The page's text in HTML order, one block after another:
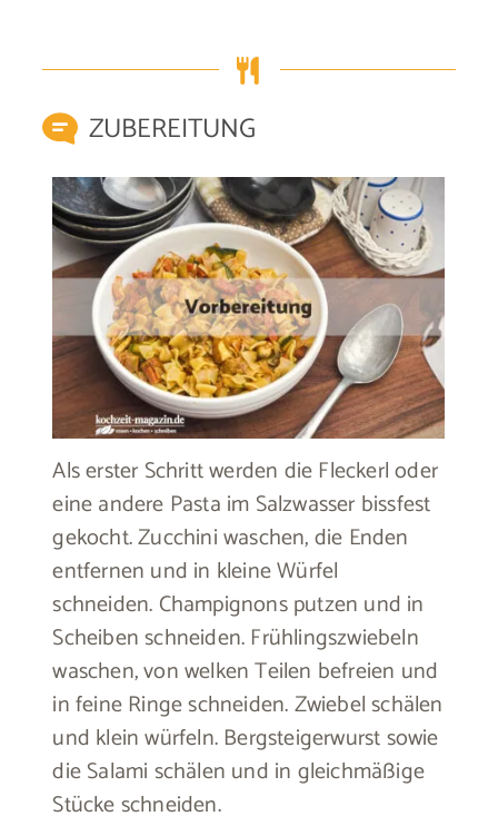
ZUBEREITUNG
Als erster Schritt werden die Fleckerl oder
eine andere Pasta im Salzwasser bissfest
gekocht. Zucchini waschen, die Enden
entfernen und in kleine Würfel
schneiden. Champignons putzen und in
Scheiben schneiden. Frühlingszwiebeln
waschen, von welken Teilen befreien und
in feine Ringe schneiden. Zwiebel schälen
und klein würfeln. Bergsteigerwurst sowie
die Salami schälen und in gleichmäßige
Stücke schneiden.